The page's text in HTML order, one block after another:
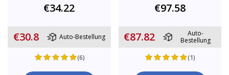
€34.22
€30.8 Auto-Bestellung
(6)
€97.58
€87.82
Auto-
Bestellung
(1)